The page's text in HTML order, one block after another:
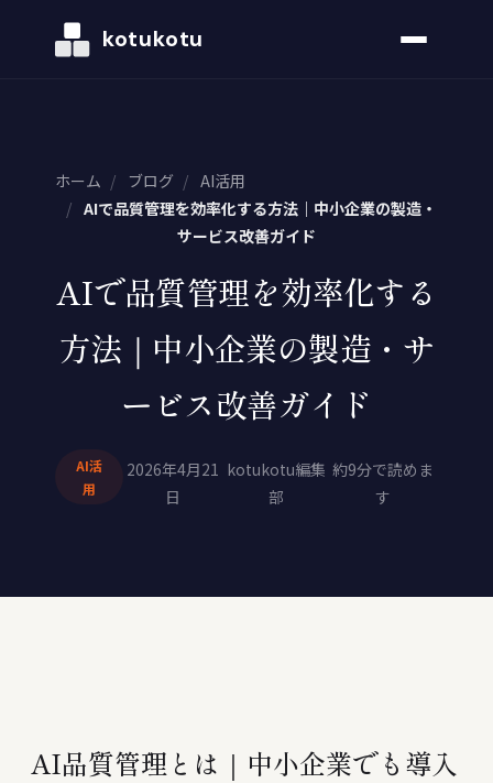
kotukotu
ホーム / ブログ / AI活用
/ AIで品質管理を効率化する方法｜中小企業の製造・
サービス改善ガイド
AIで品質管理を効率化する
方法｜中小企業の製造・サ
ービス改善ガイド
AI活
用
2026年4月21
日
kotukotu編集
部
約9分で読めま
す
AI品質管理とは｜中小企業でも導入